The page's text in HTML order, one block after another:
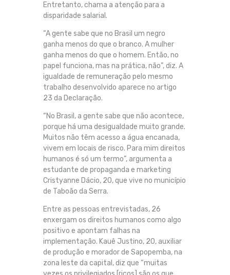
Entretanto, chama a atenção para a
disparidade salarial.
“A gente sabe que no Brasil um negro
ganha menos do que o branco. A mulher
ganha menos do que o homem. Então, no
papel funciona, mas na prática, não”, diz. A
igualdade de remuneração pelo mesmo
trabalho desenvolvido aparece no artigo
23 da Declaração.
“No Brasil, a gente sabe que não acontece,
porque há uma desigualdade muito grande.
Muitos não têm acesso a água encanada,
vivem em locais de risco. Para mim direitos
humanos é só um termo”, argumenta a
estudante de propaganda e marketing
Cristyanne Dácio, 20, que vive no município
de Taboão da Serra.
Entre as pessoas entrevistadas, 26
enxergam os direitos humanos como algo
positivo e apontam falhas na
implementação. Kauê Justino, 20, auxiliar
de produção e morador de Sapopemba, na
zona leste da capital, diz que “muitas